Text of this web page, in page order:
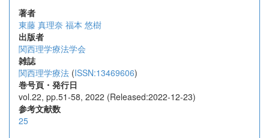
著者
東藤 真理奈 福本 悠樹
出版者
関西理学療法学会
雑誌
関西理学療法 (ISSN:13469606)
巻号頁・発行日
vol.22, pp.51-58, 2022 (Released:2022-12-23)
参考文献数
25